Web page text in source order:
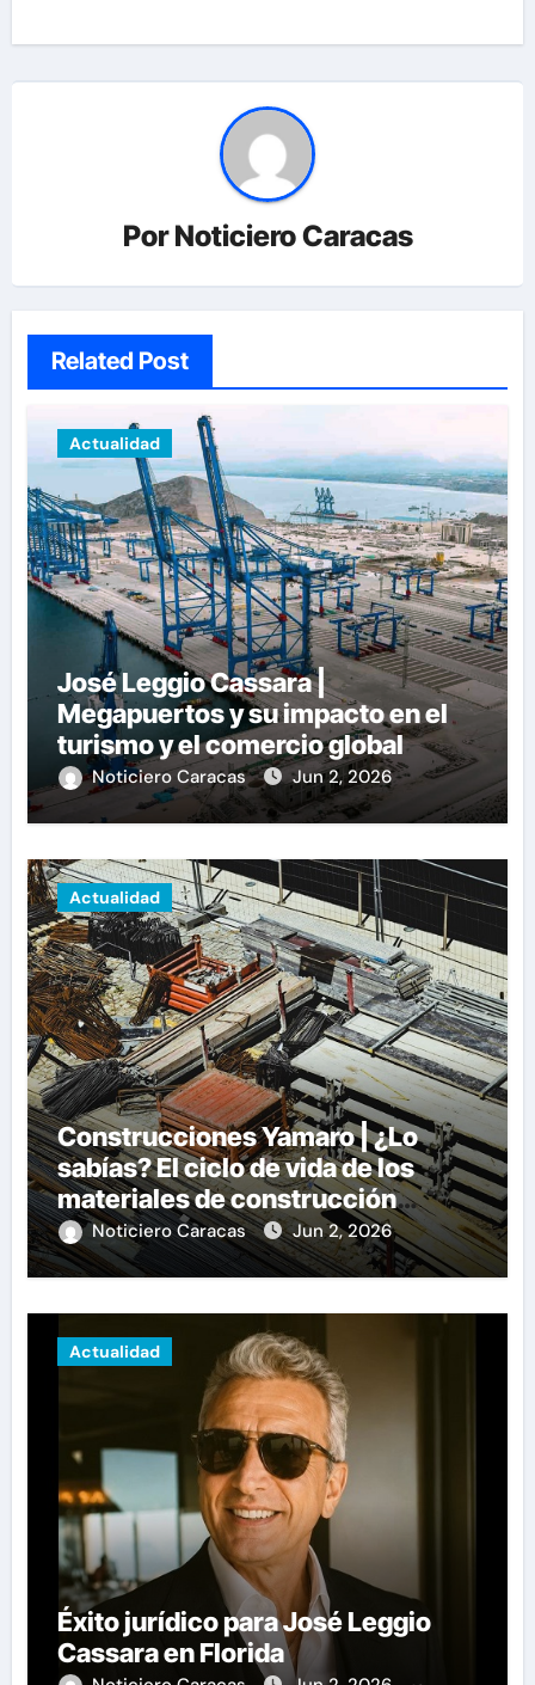
PorNoticiero Caracas
Related Post
Actualidad
José Leggio Cassara |
Megapuertos y su impacto en el
turismo y el comercio global
Noticiero Caracas Jun 2, 2026
Actualidad
Construcciones Yamaro | ¿Lo
sabías? El ciclo de vida de los
materiales de construcción
revoluciona eficiencia en
proyectos modernos
Noticiero Caracas Jun 2, 2026
Actualidad
Éxito jurídico para José Leggio
Cassara en Florida